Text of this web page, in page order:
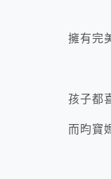
擁有完
孩子都
而昀寶